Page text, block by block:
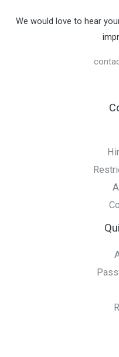
We would love to hear